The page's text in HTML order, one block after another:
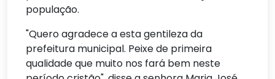
população.
"Quero agradece a esta gentileza da
prefeitura municipal. Peixe de primeira
qualidade que muito nos fará bem neste